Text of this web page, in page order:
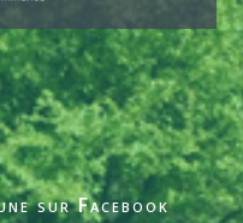
sur Facebook